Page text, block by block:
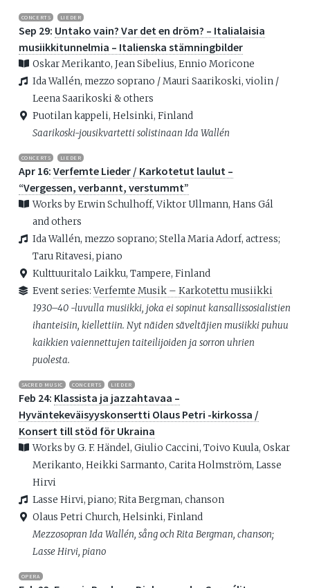
CONCERTS LIEDER
Sep 29: Untako vain? Var det en dröm? – Italialaisia
musiikkitunnelmia – Italienska stämningbilder
Oskar Merikanto, Jean Sibelius, Ennio Moricone
Ida Wallén, mezzo soprano / Mauri Saarikoski, violin /
Leena Saarikoski & others
Puotilan kappeli, Helsinki, Finland
Saarikoski-jousikvartetti solistinaan Ida Wallén
CONCERTS LIEDER
Apr 16: Verfemte Lieder / Karkotetut laulut –
“Vergessen, verbannt, verstummt”
Works by Erwin Schulhoff, Viktor Ullmann, Hans Gál
and others
Ida Wallén, mezzo soprano; Stella Maria Adorf, actress;
Taru Ritavesi, piano
Kulttuuritalo Laikku, Tampere, Finland
Event series:Verfemte Musik – Karkotettu musiikki
1930–40 -luvulla musiikki, joka ei sopinut kansallissosialistien
ihanteisiin, kiellettiin. Nyt näiden säveltäjien musiikki puhuu
kaikkien vaiennettujen taiteilijoiden ja sorron uhrien
puolesta.
SACRED MUSIC CONCERTS LIEDER
Feb 24: Klassista ja jazzahtavaa –
Hyväntekeväisyyskonsertti Olaus Petri -kirkossa /
Konsert till stöd för Ukraina
Works by G. F. Händel, Giulio Caccini, Toivo Kuula, Oskar
Merikanto, Heikki Sarmanto, Carita Holmström, Lasse
Hirvi
Lasse Hirvi, piano; Rita Bergman, chanson
Olaus Petri Church, Helsinki, Finland
Mezzosopran Ida Wallén, sång och Rita Bergman, chanson;
Lasse Hirvi, piano
OPERA